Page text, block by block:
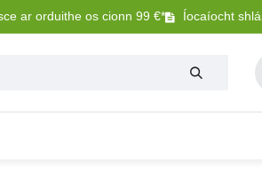
ar orduithe os cionn 99 €* Íocaíocht